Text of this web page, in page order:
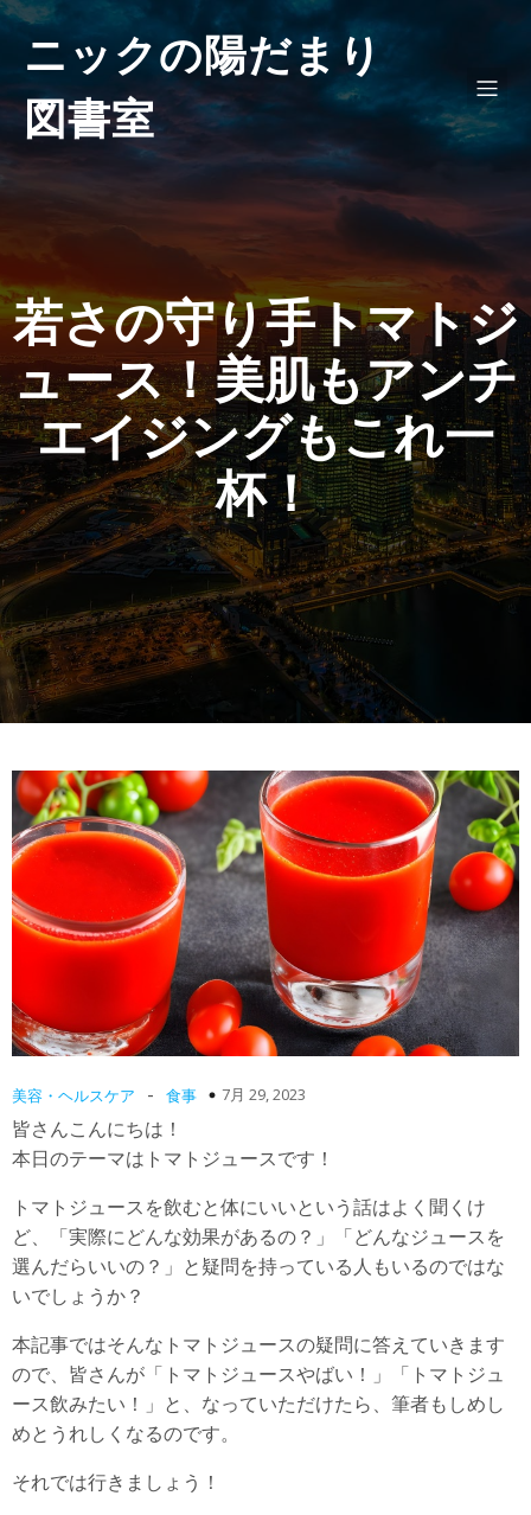
ニックの陽だまり
図書室
若さの守り手トマトジ
ュース！美肌もアンチ
エイジングもこれ一
杯！
美容・ヘルスケア - 食事 7月 29, 2023
皆さんこんにちは！
本日のテーマはトマトジュースです！
トマトジュースを飲むと体にいいという話はよく聞くけ
ど、「実際にどんな効果があるの？」「どんなジュースを
選んだらいいの？」と疑問を持っている人もいるのではな
いでしょうか？
本記事ではそんなトマトジュースの疑問に答えていきます
ので、皆さんが「トマトジュースやばい！」「トマトジュ
ース飲みたい！」と、なっていただけたら、筆者もしめし
めとうれしくなるのです。
それでは行きましょう！